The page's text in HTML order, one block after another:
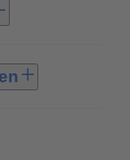
Ideen?